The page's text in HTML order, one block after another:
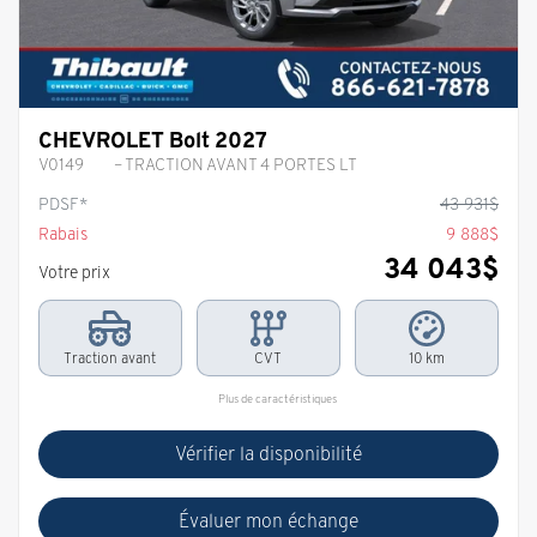
CHEVROLET Bolt 2027
V0149
– TRACTION AVANT 4 PORTES LT
PDSF*
43 931$
Rabais
9 888$
Votre prix
34 043$
Traction avant CVT 10 km
Plus de caractéristiques
Vérifier la disponibilité
Évaluer mon échange